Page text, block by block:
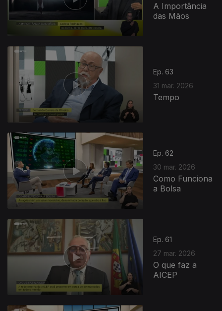
A Importância
das Mãos
Ep. 63
31 mar. 2026
Tempo
Ep. 62
30 mar. 2026
Como Funciona
a Bolsa
Ep. 61
27 mar. 2026
O que faz a
AICEP